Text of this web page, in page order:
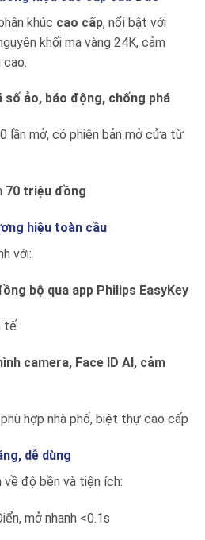
khúc cao cấp, nổi bật với
khối mạ vàng 24K, cảm
cao.
số ảo, báo động, chống phá
lần mở, có phiên bản mở cửa từ
70 triệu đồng
hiệu toàn cầu
với:
bộ qua app Philips EasyKey
tế
camera, Face ID AI, cảm
hợp nhà phố, biệt thự cao cấp
dễ dùng
độ bền và tiện ích:
mở nhanh <0.1s